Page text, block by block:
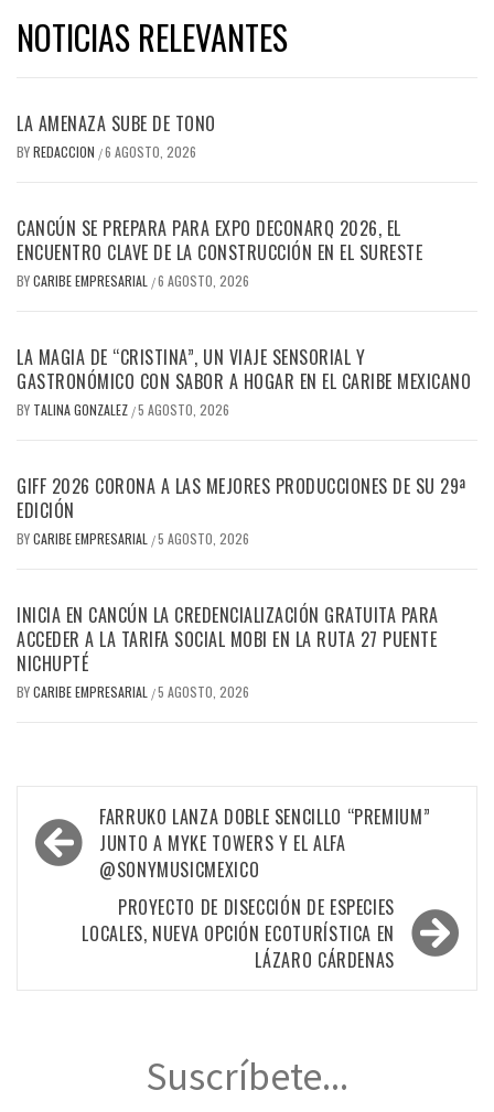
NOTICIAS RELEVANTES
LA AMENAZA SUBE DE TONO
BYREDACCION /6 AGOSTO, 2026
CANCÚN SE PREPARA PARA EXPO DECONARQ 2026, EL
ENCUENTRO CLAVE DE LA CONSTRUCCIÓN EN EL SURESTE
BYCARIBE EMPRESARIAL /6 AGOSTO, 2026
LA MAGIA DE “CRISTINA”, UN VIAJE SENSORIAL Y
GASTRONÓMICO CON SABOR A HOGAR EN EL CARIBE MEXICANO
BY TALINA GONZALEZ /5 AGOSTO, 2026
GIFF 2026 CORONA A LAS MEJORES PRODUCCIONES DE SU 29ª
EDICIÓN
BYCARIBE EMPRESARIAL /5 AGOSTO, 2026
INICIA EN CANCÚN LA CREDENCIALIZACIÓN GRATUITA PARA
ACCEDER A LA TARIFA SOCIAL MOBI EN LA RUTA 27 PUENTE
NICHUPTÉ
BYCARIBE EMPRESARIAL /5 AGOSTO, 2026
Navegación
de
entradas
FARRUKO LANZA DOBLE SENCILLO “PREMIUM”
JUNTO A MYKE TOWERS Y EL ALFA
@SONYMUSICMEXICO
PROYECTO DE DISECCIÓN DE ESPECIES
LOCALES, NUEVA OPCIÓN ECOTURÍSTICA EN
LÁZARO CÁRDENAS
Suscríbete...